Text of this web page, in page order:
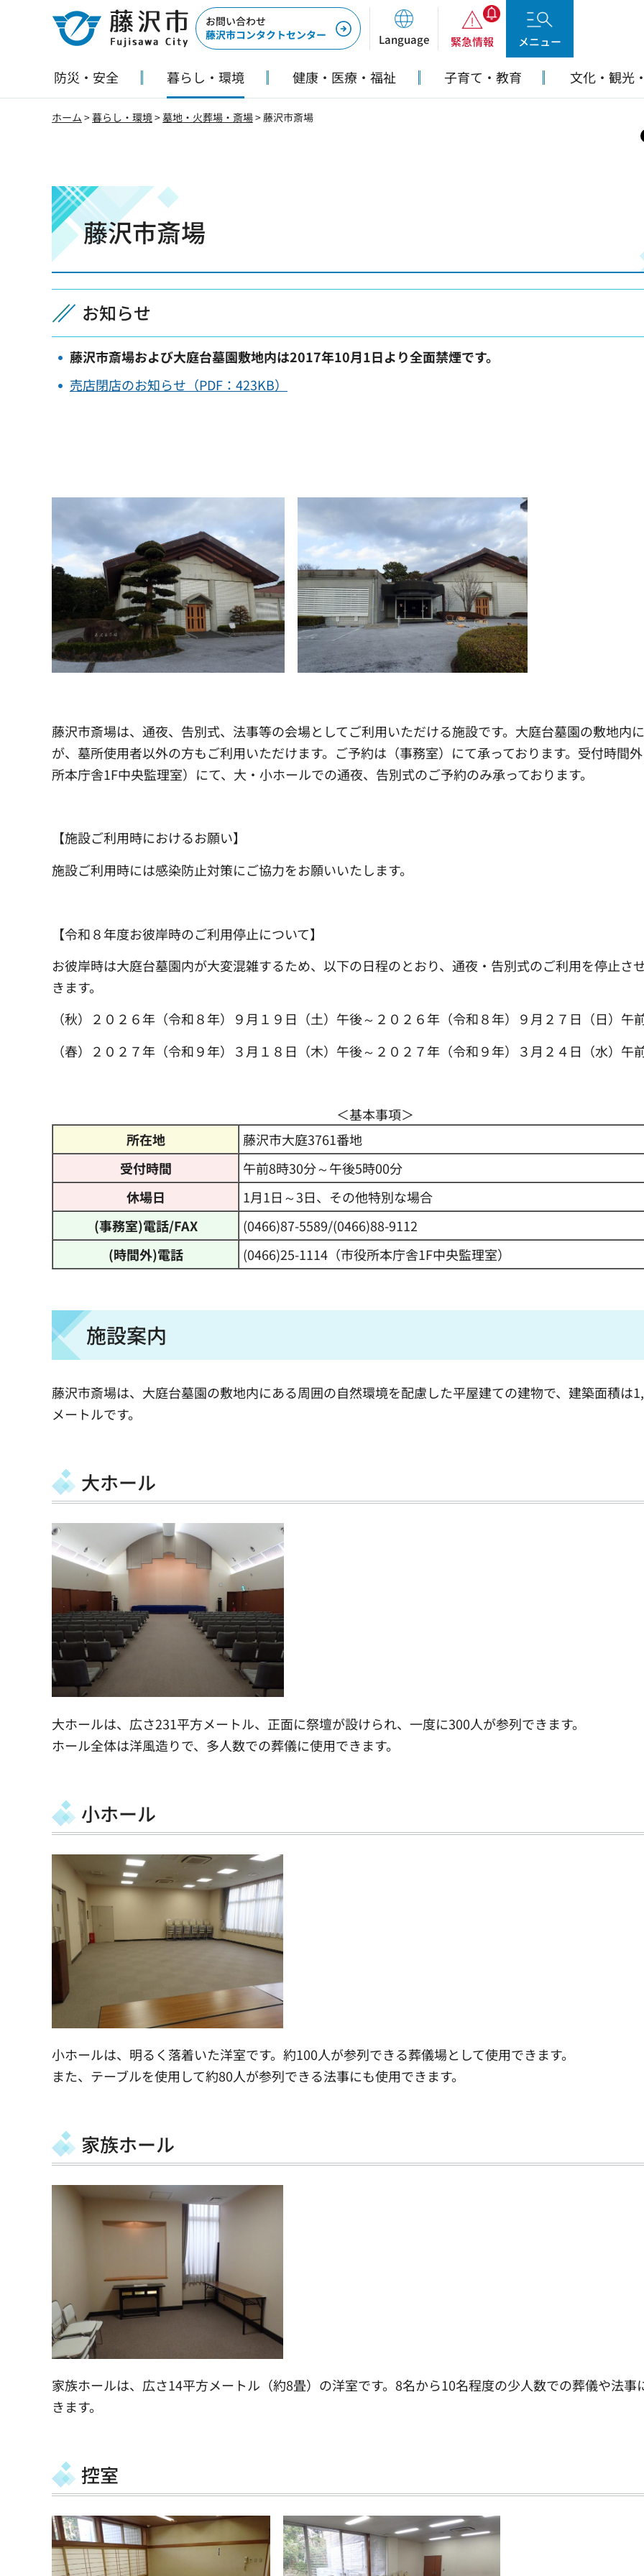
藤沢市
お問い合わせ
藤沢市コンタクトセンター
Language 緊急情報 メニュー
防災・安全 暮らし・環境 健康・医療・福祉 子育て・教育 文化・観光
ホーム >暮らし・環境>墓地・火葬場・斎場> 藤沢市斎場
藤沢市斎場
お知らせ
藤沢市斎場および大庭台墓園敷地内は2017年10月1日より全面禁煙です。
売店閉店のお知らせ（PDF：423KB）
藤沢市斎場は、通夜、告別式、法事等の会場としてご利用いただける施設です。大庭台墓園の敷地内
が、墓所使用者以外の方もご利用いただけます。ご予約は（事務室）にて承っております。受付時間
所本庁舎1F中央監理室）にて、大・小ホールでの通夜、告別式のご予約のみ承っております。
【施設ご利用時におけるお願い】
施設ご利用時には感染防止対策にご協力をお願いいたします。
【令和８年度お彼岸時のご利用停止について】
お彼岸時は大庭台墓園内が大変混雑するため、以下の日程のとおり、通夜・告別式のご利用を停止さ
きます。
（秋）２０２６年（令和８年）９月１９日（土）午後～２０２６年（令和８年）９月２７日（日）午
（春）２０２７年（令和９年）３月１８日（木）午後～２０２７年（令和９年）３月２４日（水）午
＜基本事項＞
所在地
藤沢市大庭3761番地
受付時間
午前8時30分～午後5時00分
休場日
1月1日～3日、その他特別な場合
(事務室)電話/FAX
(0466)87-5589/(0466)88-9112
(時間外)電話
(0466)25-1114（市役所本庁舎1F中央監理室）
施設案内
藤沢市斎場は、大庭台墓園の敷地内にある周囲の自然環境を配慮した平屋建ての建物で、建築面積は
メートルです。
大ホール
大ホールは、広さ231平方メートル、正面に祭壇が設けられ、一度に300人が参列できます。
ホール全体は洋風造りで、多人数での葬儀に使用できます。
小ホール
小ホールは、明るく落着いた洋室です。約100人が参列できる葬儀場として使用できます。
また、テーブルを使用して約80人が参列できる法事にも使用できます。
家族ホール
家族ホールは、広さ14平方メートル（約8畳）の洋室です。8名から10名程度の少人数での葬儀や法事
きます。
控室